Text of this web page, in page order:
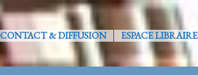
CONTACT & DIFFUSION ESPACE LIBRAIRE